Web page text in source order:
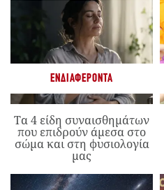
ΕΝΔΙΑΦΈΡΟΝΤΑ
Τα 4 είδη συναισθημάτων
που επιδρούν άμεσα στο
σώμα και στη φυσιολογία
μας